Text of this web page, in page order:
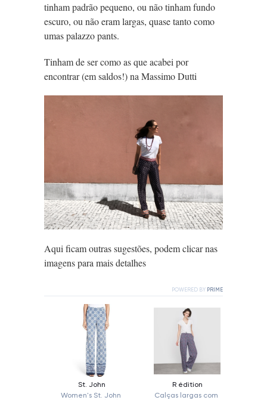
tinham padrão pequeno, ou não tinham fundo
escuro, ou não eram largas, quase tanto como
umas palazzo pants.
Tinham de ser como as que acabei por
encontrar (em saldos!) na Massimo Dutti
Aqui ficam outras sugestões, podem clicar nas
imagens para mais detalhes